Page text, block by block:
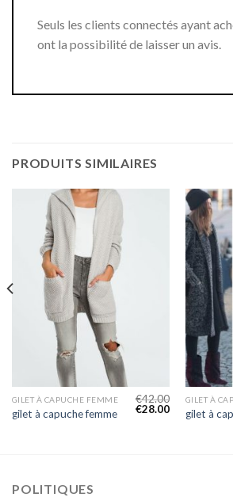
Seuls les clients connectés ayant
ont la possibilité de laisser un avis.
PRODUITS SIMILAIRES
GILET À CAPUCHE FEMME
gilet à capuche femme
€42.00
€28.00
GILET À
gilet à
POLITIQUES